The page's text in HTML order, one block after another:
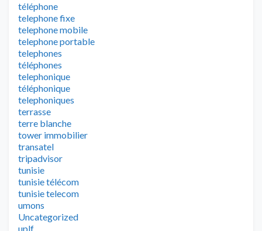
téléphone
telephone fixe
telephone mobile
telephone portable
telephones
téléphones
telephonique
téléphonique
telephoniques
terrasse
terre blanche
tower immobilier
transatel
tripadvisor
tunisie
tunisie télécom
tunisie telecom
umons
Uncategorized
uplf